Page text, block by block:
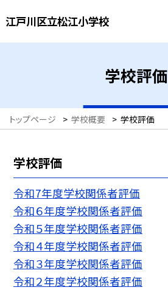
江戸川区立松江小学校
学校評価
トップページ > 学校概要 > 学校評価
学校評価
令和7年度学校関係者評価
令和６年度学校関係者評価
令和５年度学校関係者評価
令和４年度学校関係者評価
令和３年度学校関係者評価
令和２年度学校関係者評価